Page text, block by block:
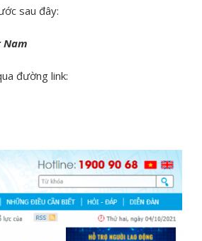
sau đây:
Nam
đường link: